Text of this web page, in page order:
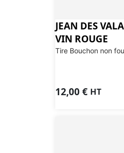
JEAN DES
VIN ROUGE
Tire Bouchon non
12,00€ HT